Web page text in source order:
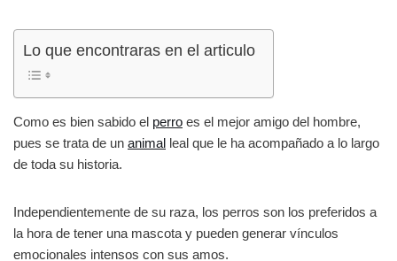
Lo que encontraras en el articulo
Como es bien sabido el perro es el mejor amigo del hombre,
pues se trata de un animal leal que le ha acompañado a lo largo
de toda su historia.
Independientemente de su raza, los perros son los preferidos a
la hora de tener una mascota y pueden generar vínculos
emocionales intensos con sus amos.